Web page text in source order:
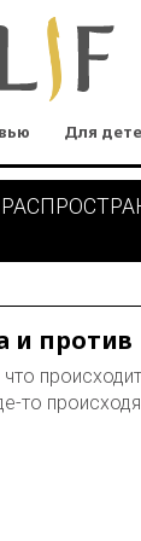
Для
и против
то